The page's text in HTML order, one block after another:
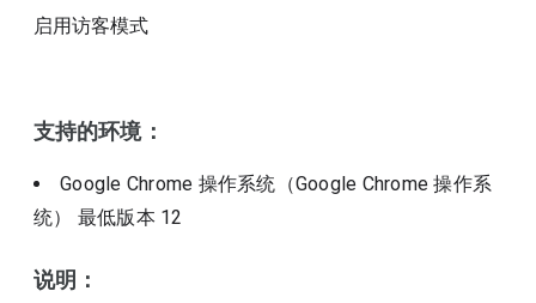
启用访客模式
支持的环境：
Google Chrome 操作系统（Google Chrome 操作系
统） 最低版本 12
说明：